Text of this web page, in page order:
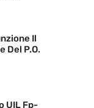
Il
Del P.O.
UIL Fp-